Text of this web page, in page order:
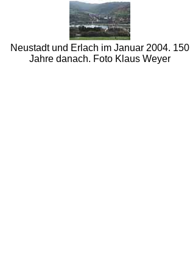
Neustadt und Erlach im Januar 2004. 150
Jahre danach. Foto Klaus Weyer